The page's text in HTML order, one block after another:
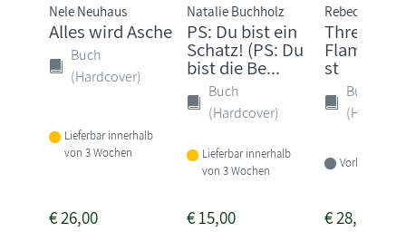
Nele Neuhaus
Alles wird Asche
Buch
(Hardcover)
Lieferbar innerhalb
von 3 Wochen
€26,00
Natalie Buchholz
PS: Du bist ein
Schatz! (PS: Du
bist die Be...
Buch
(Hardcover)
Lieferbar innerhalb
von 3 Wochen
€15,00
Rebecca
Threshing
st
Buch
Vorbestellbar
€28,00